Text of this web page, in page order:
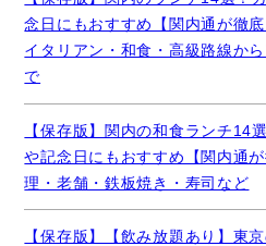
念日にもおすすめ【関内通が徹
イタリアン・和食・高級路線か
で
【保存版】関内の和食ランチ14
や記念日にもおすすめ【関内通
理・老舗・鉄板焼き・寿司など
【保存版】【飲み放題あり】東